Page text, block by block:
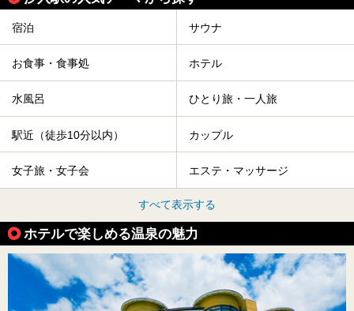
宿泊 サウナ
お食事・食事処 ホテル
水風呂 ひとり旅・一人旅
駅近（徒歩10分以内） カップル
女子旅・女子会 エステ・マッサージ
すべて表示する
ホテルで楽しめる温泉の魅力